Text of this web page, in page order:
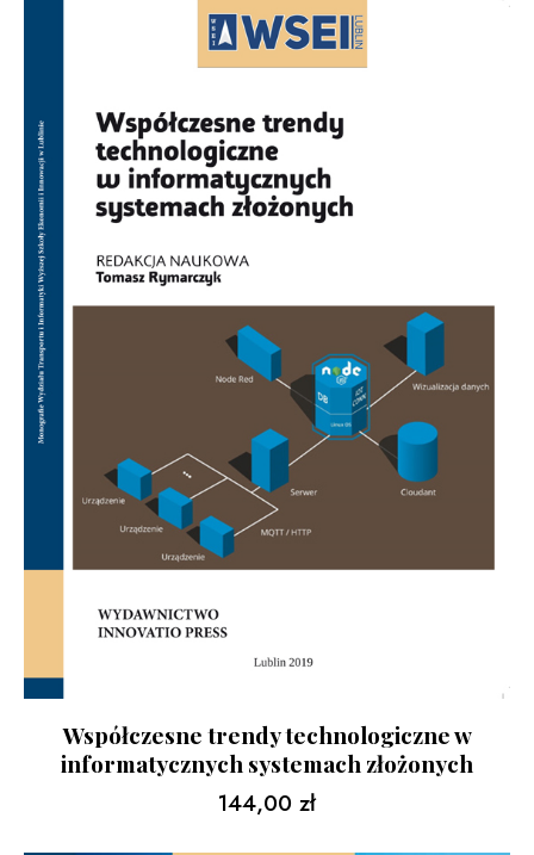
Współczesne trendy technologiczne w
informatycznych systemach złożonych
144,00 zł